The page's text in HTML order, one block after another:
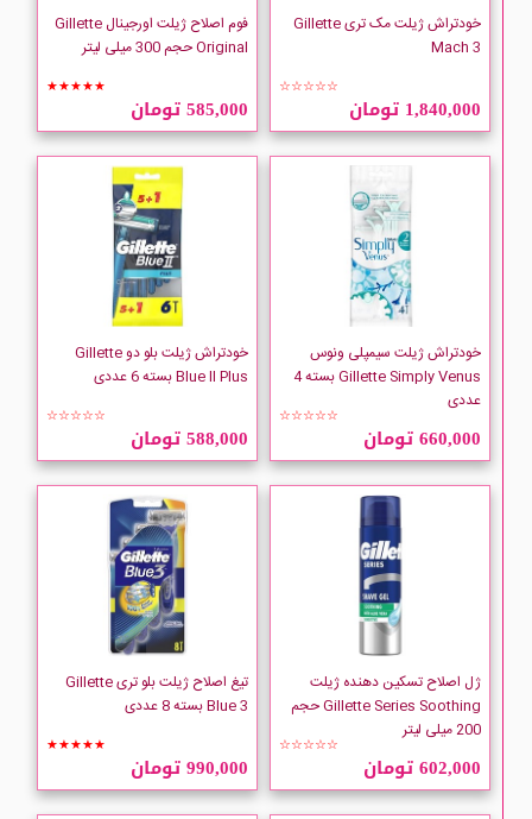
خودتراش ژیلت مک تری Gillette
Mach 3
☆☆☆☆☆
1,840,000 تومان
فوم اصلاح ژیلت اورجینال Gillette
Original حجم 300 میلی لیتر
★★★★★
585,000 تومان
خودتراش ژیلت سیمپلی ونوس
Gillette Simply Venus بسته 4
عددی
☆☆☆☆☆
660,000 تومان
خودتراش ژیلت بلو دو Gillette
Blue II Plus بسته 6 عددی
☆☆☆☆☆
588,000 تومان
ژل اصلاح تسکین دهنده ژیلت
Gillette Series Soothing حجم
200 میلی لیتر
☆☆☆☆☆
602,000 تومان
تیغ اصلاح ژیلت بلو تری Gillette
Blue 3 بسته 8 عددی
★★★★★
990,000 تومان